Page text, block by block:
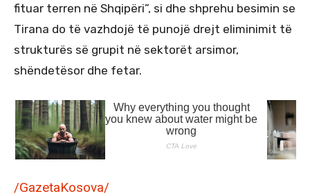
fituar terren në Shqipëri”, si dhe shprehu besimin se
Tirana do të vazhdojë të punojë drejt eliminimit të
strukturës së grupit në sektorët arsimor,
shëndetësor dhe fetar.
/GazetaKosova/